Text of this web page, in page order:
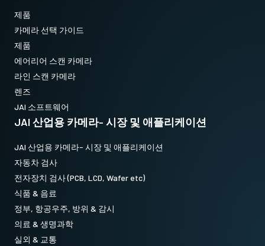
제품
카메라 선택 가이드
제품
에어리어 스캔 카메라
라인 스캔 카메라
렌즈
JAI 소프트웨어
JAI 산업용 카메라- 시장 및 애플리케이션
JAI 산업용 카메라- 시장 및 애플리케이션
자동차 검사
전자장치 검사 (PCB, LCD, Wafer etc)
식품 & 음료
정부, 항공우주, 방위 & 감시
의료 & 생명과학
실외 & 교통